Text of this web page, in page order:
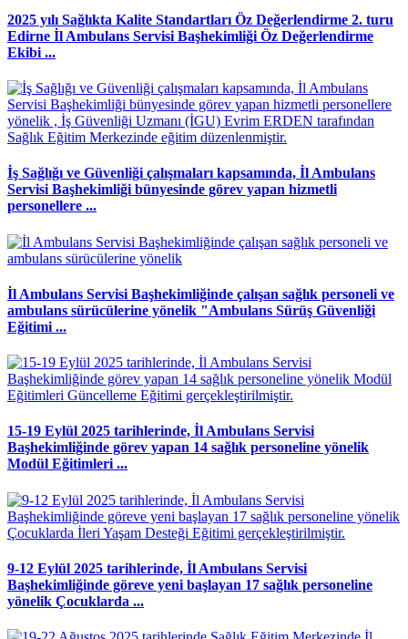
2025 yılı Sağlıkta Kalite Standartları Öz Değerlendirme 2. turu
Edirne İl Ambulans Servisi Başhekimliği Öz Değerlendirme
Ekibi ...
İş Sağlığı ve Güvenliği çalışmaları kapsamında, İl Ambulans
Servisi Başhekimliği bünyesinde görev yapan hizmetli
personellere ...
İl Ambulans Servisi Başhekimliğinde çalışan sağlık personeli ve
ambulans sürücülerine yönelik "Ambulans Sürüş Güvenliği
Eğitimi ...
15-19 Eylül 2025 tarihlerinde, İl Ambulans Servisi
Başhekimliğinde görev yapan 14 sağlık personeline yönelik
Modül Eğitimleri ...
9-12 Eylül 2025 tarihlerinde, İl Ambulans Servisi
Başhekimliğinde göreve yeni başlayan 17 sağlık personeline
yönelik Çocuklarda ...